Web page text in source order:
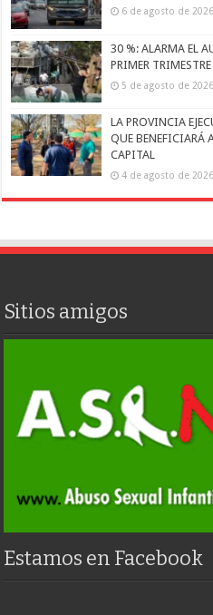
6 de agosto de 2026
30 %: ALARMA EL
PRIMER
5 de agosto de 2026
LA PROVINCIA
QUE BENEFICIARÁ
CAPITAL
4 de agosto de 2026
Sitios amigos
Estamos en Facebook